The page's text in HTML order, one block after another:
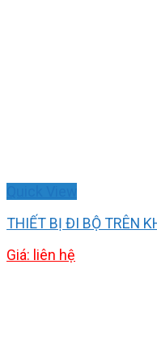
THIẾT BỊ ĐI BỘ TRÊN
Giá: liên hệ